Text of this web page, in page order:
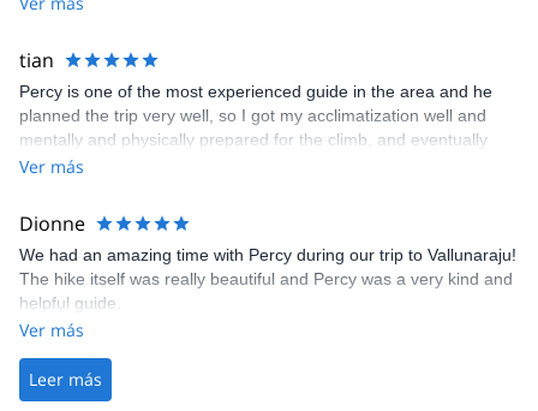
tian
Percy is one of the most experienced guide in the area and he
planned the trip very well, so I got my acclimatization well and
mentally and physically prepared for the climb, and eventually
achieved all my climbing goals and summited all peaks. Will
Ver más
Dionne
We had an amazing time with Percy during our trip to Vallunaraju!
The hike itself was really beautiful and Percy was a very kind and
helpful guide.
Ver más
Leer más